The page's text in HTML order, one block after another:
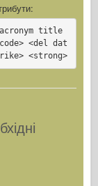
title
<del dat
<strong>